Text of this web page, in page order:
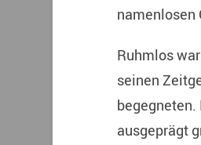
namenlosen
Ruhmlos
seinen
begegneten.
ausgeprägt